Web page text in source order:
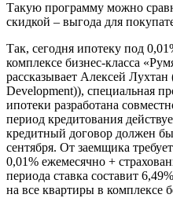
Такую программу можно
скидкой – выгода для
Так, сегодня ипотеку под
комплексе бизнес-класса
рассказывает Алексей
Development)), специальная
ипотеки разработана
период кредитования
кредитный договор должен
сентября. От заемщика
0,01% ежемесячно +
периода ставка составит
на все квартиры в комплексе